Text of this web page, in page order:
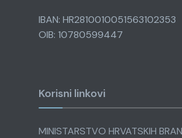
IBAN: HR2810010051563102353
OIB: 10780599447
Korisni linkovi
MINISTARSTVO HRVATSKIH